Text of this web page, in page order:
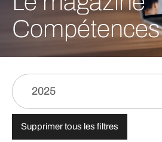
Compétences
2025
Supprimer tous les filtres